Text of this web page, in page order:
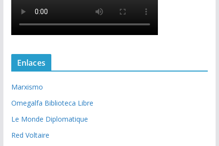
Enlaces
Marxismo
Omegalfa Biblioteca Libre
Le Monde Diplomatique
Red Voltaire